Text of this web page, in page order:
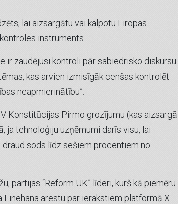
lai aizsargātu vai kalpotu Eiropas
instruments.
ir zaudējusi kontroli pār sabiedrisko diskursu.
kas arvien izmisīgāk cenšas kontrolēt
neapmierinātību”.
Konstitūcijas Pirmo grozījumu (kas aizsargā
ja tehnoloģiju uzņēmumi darīs visu, lai
sods līdz sešiem procentiem no
partijas “Reform UK” līderi, kurš kā piemēru
arestu par ierakstiem platformā X